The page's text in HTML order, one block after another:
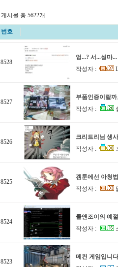
게시물 총 5622개
번호
8528
엉...? 서...설마
작성자 :
8527
부품인증이랄
작성자 :
8526
크리트리님 생
작성자 :
8525
겜툰에선 아청
작성자 :
8524
쿨앤조이의 예
작성자 :
8523
메컨 게임입니다